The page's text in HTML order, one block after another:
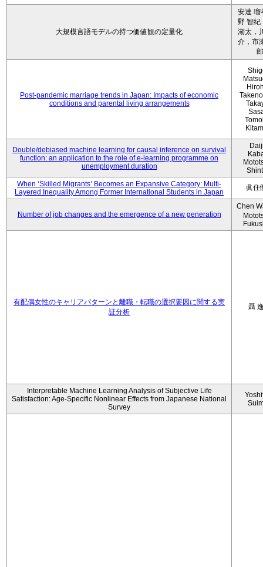
大規模言語モデルの持つ価値観の定量化
安達 瑠
野 智紀
湖太，
介，市
郎
Post-pandemic marriage trends in Japan: Impacts of economic
conditions and parental living arrangements
Double/debiased machine learning for causal inference on survival
function: an application to the role of e-learning programme on
unemployment duration
When ‘Skilled Migrants’ Becomes an Expansive Category: Multi-
Layered Inequality Among Former International Students in Japan
眞住
Number of job changes and the emergence of a new generation
Chen
有配偶女性のキャリアパターンと離職・転職の選択要因に関する実
証分析
聶
Interpretable Machine Learning Analysis of Subjective Life
Satisfaction: Age-Specific Nonlinear Effects from Japanese National
Survey